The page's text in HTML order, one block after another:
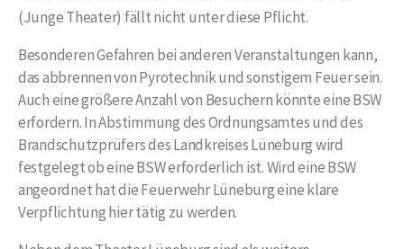
(Junge Theater) fällt nicht unter diese Pflicht.
Besonderen Gefahren bei anderen Veranstaltungen kann,
das abbrennen von Pyrotechnik und sonstigem Feuer sein.
Auch eine größere Anzahl von Besuchern könnte eine BSW
erfordern. In Abstimmung des Ordnungsamtes und des
Brandschutzprüfers des Landkreises Lüneburg wird
festgelegt ob eine BSW erforderlich ist. Wird eine BSW
angeordnet hat die Feuerwehr Lüneburg eine klare
Verpflichtung hier tätig zu werden.